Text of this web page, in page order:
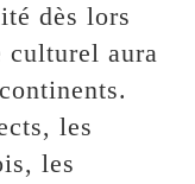
dès lors
culturel aura
les
les